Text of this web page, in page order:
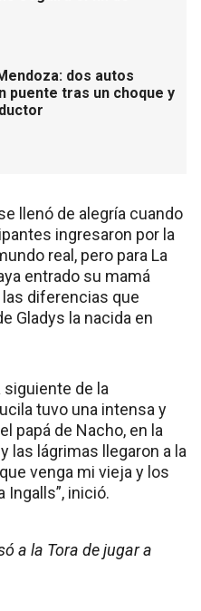
dos autos
puente tras un choque y
llenó de alegría cuando
ingresaron por la
real, pero para La
entrado su mamá
diferencias que
Gladys la nacida en
siguiente de la
tuvo una intensa y
papá de Nacho, en la
las lágrimas llegaron a la
venga mi vieja y los
inició.
a la Tora de jugar a